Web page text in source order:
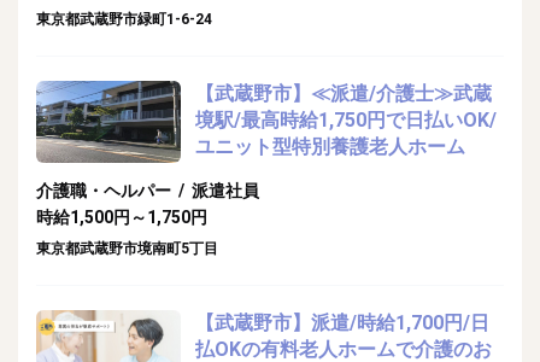
東京都武蔵野市緑町1-6-24
【武蔵野市】≪派遣/介護士≫武蔵
境駅/最高時給1,750円で日払いOK/
ユニット型特別養護老人ホーム
介護職・ヘルパー / 派遣社員
時給1,500円～1,750円
東京都武蔵野市境南町5丁目
【武蔵野市】派遣/時給1,700円/日
払OKの有料老人ホームで介護のお